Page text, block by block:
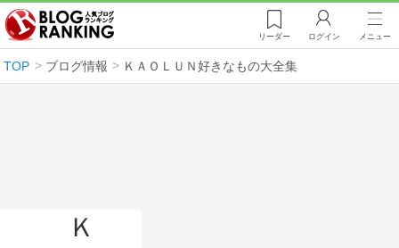
リーダー ログイン メニュー
TOP ブログ情報 ＫＡＯＬＵＮ好きなもの大全集
Ｋ